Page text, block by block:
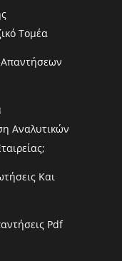
Τομέα
Αναλυτικών
Και
Pdf